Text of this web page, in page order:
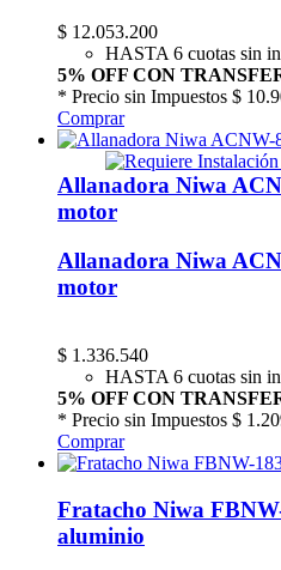
$ 12.053.200
HASTA 6 cuotas sin
5% OFF CON
* Precio sin Impuestos $
Comprar
Allanadora Niwa
motor
Allanadora Niwa
motor
$ 1.336.540
HASTA 6 cuotas sin
5% OFF CON
* Precio sin Impuestos $
Comprar
Fratacho Niwa
aluminio